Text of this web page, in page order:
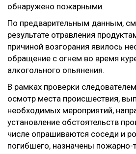
обнаружено пожарными.
По предварительным данным,
результате отравления
причиной возгорания явилось
обращение с огнем во время
алкогольного опьянения.
В рамках проверки
осмотр места происшествия,
необходимых мероприятий,
установление обстоятельств
числе опрашиваются соседи и
погибшего, назначены пожарно-